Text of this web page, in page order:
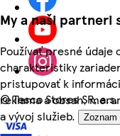
My a naši partneri
Používať presné údaje
charakteristiky
pristupovať k
reklama a obsah,
a vývoj služieb.
Zoznam
©Tesco Stores SR,